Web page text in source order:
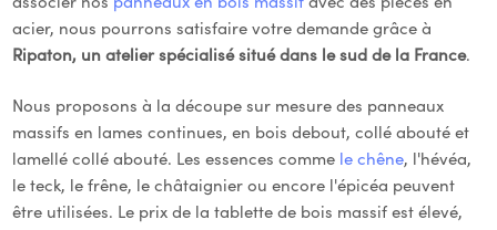
acier, nous pourrons satisfaire votre demande grâce à
Ripaton, un atelier spécialisé situé dans le sud de la France.
Nous proposons à la découpe sur mesure des panneaux
massifs en lames continues, en bois debout, collé abouté et
lamellé collé abouté. Les essences comme le chêne, l'hévéa,
le teck, le frêne, le châtaignier ou encore l'épicéa peuvent
être utilisées. Le prix de la tablette de bois massif est élevé,